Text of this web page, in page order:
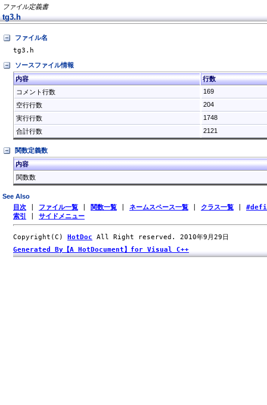
ファイル定義書
tg3.h
ファイル名
tg3.h
ソースファイル情報
内容
行数
コメント行数
169
空行行数
204
実行行数
1748
合計行数
2121
関数定義数
内容
関数数
See Also
目次 ファイル一覧 関数一覧 ネームスペース一覧 クラス一覧
索引
サイドメニュー
Copyright(C) HotDoc All Right reserved. 2010年9月29日
Generated By【A HotDocument】for Visual C++